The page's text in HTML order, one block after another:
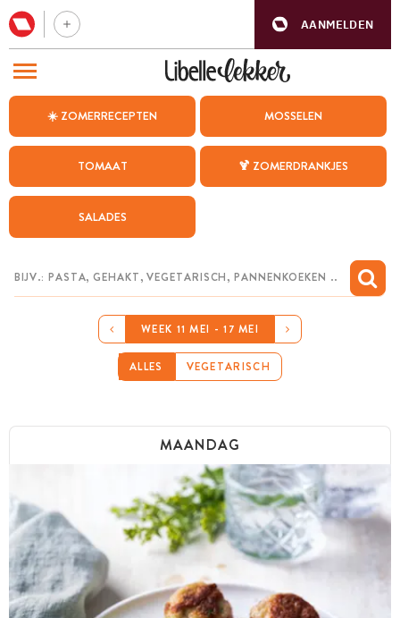
AANMELDEN
☀️ ZOMERRECEPTEN MOSSELEN
TOMAAT 🍹 ZOMERDRANKJES
SALADES
WEEK 11 MEI - 17 MEI
ALLES VEGETARISCH
MAANDAG
BEZOEK ONZE ANDERE WEBSITES
WEEKMENU
CHAT MET MAIA
MIJN BEWAARDE RECEPTEN